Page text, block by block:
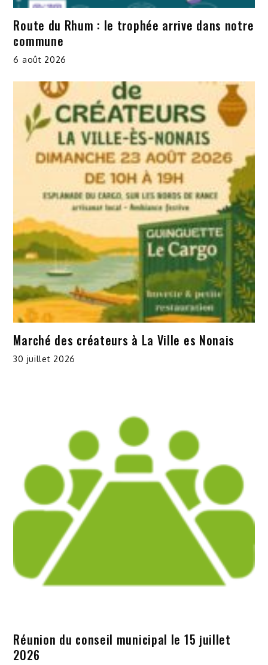
Route du Rhum : le trophée arrive dans notre
commune
6 août 2026
Marché des créateurs à La Ville es Nonais
30 juillet 2026
Réunion du conseil municipal le 15 juillet
2026